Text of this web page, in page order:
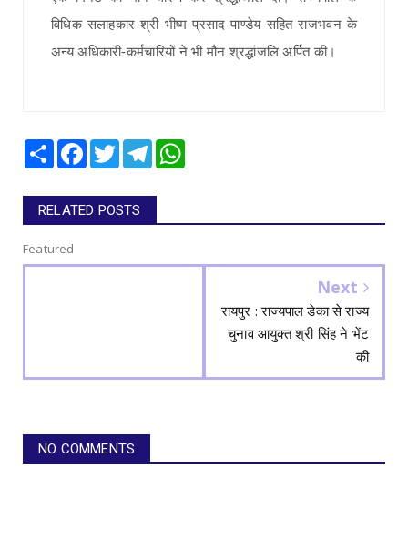
विधिक सलाहकार श्री भीष्म प्रसाद पाण्डेय सहित राजभवन के
अन्य अधिकारी-कर्मचारियों ने भी मौन श्रद्धांजलि अर्पित की।
Share Facebook
TwitterTelegram
RELATED POSTS
Featured
Next
रायपुर : राज्यपाल डेका से राज्य
चुनाव आयुक्त श्री सिंह ने भेंट
की
NO COMMENTS